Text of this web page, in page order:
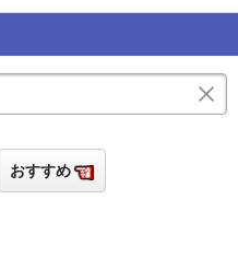
おすすめ